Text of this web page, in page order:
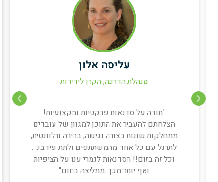
עליסה אלון
מנהלת הדרכה, הקרן לידידות
"תודה על סדנאות פרקטיות ומקצועיות!
הצלחתם להעביר את התוכן למגוון של עובדים
ממחלקות שונות בצורה נגישה, בהירה ורלוונטית,
לתרגל עם כל אחד מהמשתתפים ולתת פידבק .
וכל זה בזום!! הסדנאות לגמרי ענו על הציפיות
ואף יותר מכך. ממליצה בחום"